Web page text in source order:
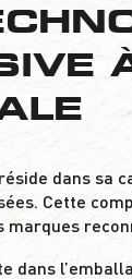
dans sa
Cette
marques
dans